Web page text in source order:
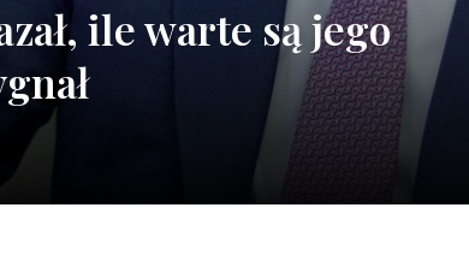
ile warte są jego